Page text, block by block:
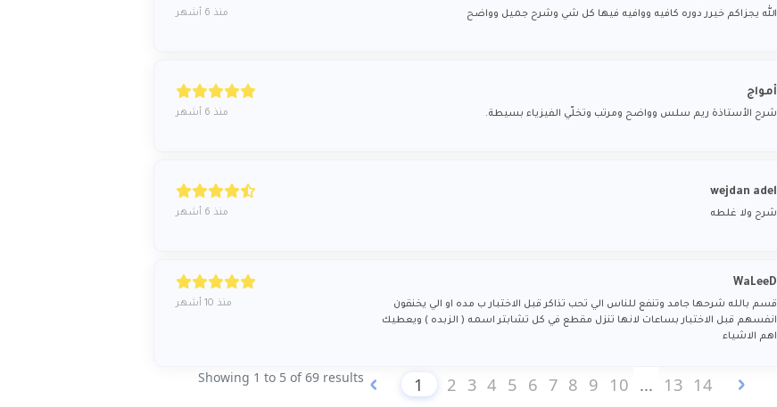
الله يجزاكم خيرر دوره كافيه ووافيه فيها كل شي وشرح جميل وواضح منذ 6 أشهر
أمواج
شرح الأستاذة ريم سلس وواضح ومرتب وتخلّي الفيزياء بسيطة. منذ 6 أشهر
wejdan adel
شرح ولا غلطه منذ 6 أشهر
WaLeeD
قسم بالله شرحها جامد وتنفع للناس الي تحب تذاكر قبل الاختبار ب مده او الي يخنقون
انفسهم قبل الاختبار بساعات لانها تنزل مقطع في كل تشابتر اسمه ( الزبده ) ويعطيك
اهم الاشياء
منذ 10 أشهر
Showing 1 to 5 of69 results 1 2 3 4 5 6 7 8 9 10 ... 13 14